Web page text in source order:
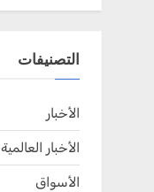
التصنيفات
الأخبار
الأخبار العالمية
الأسواق